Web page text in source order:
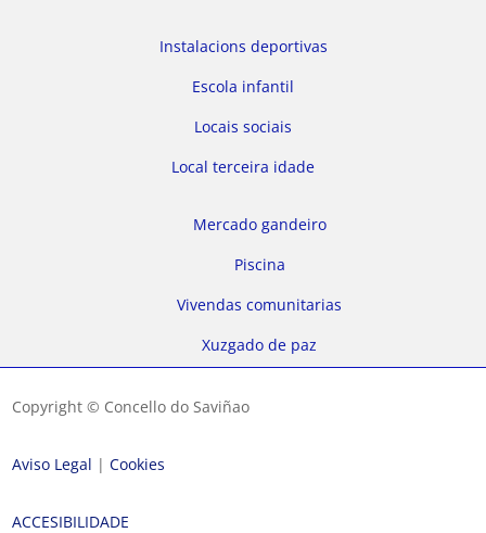
Instalacions deportivas
Escola infantil
Locais sociais
Local terceira idade
Mercado gandeiro
Piscina
Vivendas comunitarias
Xuzgado de paz
Copyright © Concello do Saviñao
Aviso Legal |Cookies
ACCESIBILIDADE